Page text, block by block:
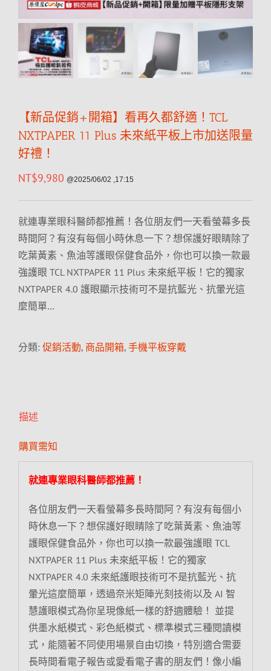
【新品促銷+開箱】看再久都舒適！TCL
NXTPAPER 11 Plus 未來紙平板上市加送限量
好禮！
NT$9,980 @2025/06/02 ,17:15
就連專業眼科醫師都推薦！各位朋友們一天看螢幕多長
時間阿？有沒有每個小時休息一下？想保護好眼睛除了
吃葉黃素、魚油等護眼保健食品外，你也可以換一款最
強護眼 TCL NXTPAPER 11 Plus 未來紙平板！它的獨家
NXTPAPER 4.0 護眼顯示技術可不是抗藍光、抗暈光這
麼簡單…
分類: 促銷活動, 商品開箱, 手機平板穿戴
描述
購買需知
就連專業眼科醫師都推薦！
各位朋友們一天看螢幕多長時間阿？有沒有每個小
時休息一下？想保護好眼睛除了吃葉黃素、魚油等
護眼保健食品外，你也可以換一款最強護眼 TCL
NXTPAPER 11 Plus 未來紙平板！它的獨家
NXTPAPER 4.0 未來紙護眼技術可不是抗藍光、抗
暈光這麼簡單，透過奈米矩陣光刻技術以及 AI 智
慧護眼模式為你呈現像紙一樣的舒適體驗！ 並提
供墨水紙模式、彩色紙模式、標準模式三種閱讀模
式，能隨著不同使用場景自由切換，特別適合需要
長時間看電子報告或愛看電子書的朋友們！像小編